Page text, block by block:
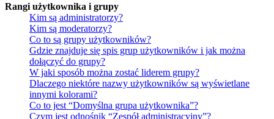
Rangi użytkownika i grupy
Kim są administratorzy?
Kim są moderatorzy?
Co to są grupy użytkowników?
Gdzie znajduje się spis grup użytkowników i jak można
dołączyć do grupy?
W jaki sposób można zostać liderem grupy?
Dlaczego niektóre nazwy użytkowników są wyświetlane
innymi kolorami?
Co to jest “Domyślna grupa użytkownika”?
Czym jest odnośnik “Zespół administracyjny”?